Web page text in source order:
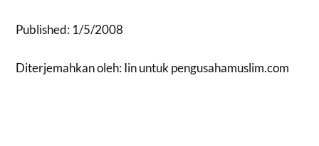
Published: 1/5/2008
Diterjemahkan oleh: Iin untuk pengusahamuslim.com